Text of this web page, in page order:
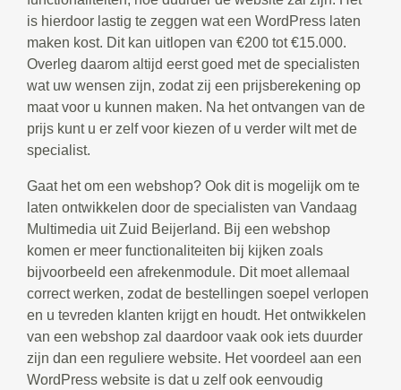
is hierdoor lastig te zeggen wat een WordPress laten
maken kost. Dit kan uitlopen van €200 tot €15.000.
Overleg daarom altijd eerst goed met de specialisten
wat uw wensen zijn, zodat zij een prijsberekening op
maat voor u kunnen maken. Na het ontvangen van de
prijs kunt u er zelf voor kiezen of u verder wilt met de
specialist.
Gaat het om een webshop? Ook dit is mogelijk om te
laten ontwikkelen door de specialisten van Vandaag
Multimedia uit Zuid Beijerland. Bij een webshop
komen er meer functionaliteiten bij kijken zoals
bijvoorbeeld een afrekenmodule. Dit moet allemaal
correct werken, zodat de bestellingen soepel verlopen
en u tevreden klanten krijgt en houdt. Het ontwikkelen
van een webshop zal daardoor vaak ook iets duurder
zijn dan een reguliere website. Het voordeel aan een
WordPress website is dat u zelf ook eenvoudig